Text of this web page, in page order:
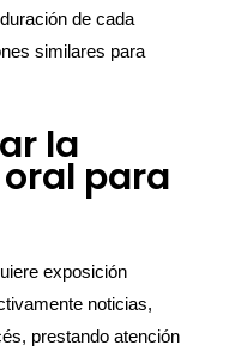
de cada
similares para
la
para
exposición
noticias,
prestando atención